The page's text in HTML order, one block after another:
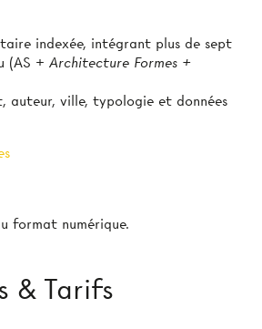
indexée, intégrant plus de sept
(AS + Architecture Formes +
auteur, ville, typologie et données
format numérique.
& Tarifs